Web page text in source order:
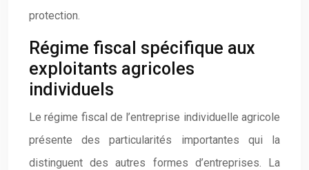
protection.
Régime fiscal spécifique aux
exploitants agricoles
individuels
Le régime fiscal de l’entreprise individuelle agricole
présente des particularités importantes qui la
distinguent des autres formes d’entreprises. La